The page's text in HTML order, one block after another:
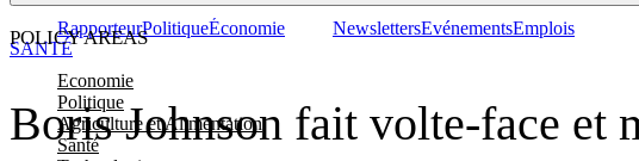
POLICY AREAS
Economie
Politique
Agriculture et Alimentation
Santé
RapporteurPolitiqueÉconomie NewslettersEvénementsEmplois
Boris Johnson fait volte-face et
SANTÉ